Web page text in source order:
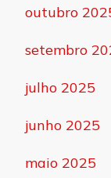
outubro
setembro
julho 2025
junho 2025
maio 2025